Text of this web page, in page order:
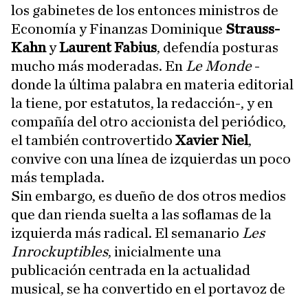
los gabinetes de los entonces ministros de
Economía y Finanzas Dominique Strauss-
KahnyLaurent Fabius, defendía posturas
mucho más moderadas. En Le Monde-
donde la última palabra en materia editorial
la tiene, por estatutos, la redacción-, y en
compañía del otro accionista del periódico,
el también controvertido Xavier Niel,
convive con una línea de izquierdas un poco
más templada.
Sin embargo, es dueño de dos otros medios
que dan rienda suelta a las soflamas de la
izquierda más radical. El semanario Les
Inrockuptibles, inicialmente una
publicación centrada en la actualidad
musical, se ha convertido en el portavoz de